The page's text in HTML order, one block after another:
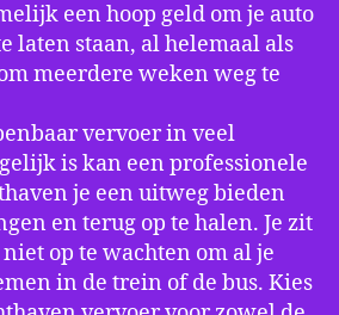
een hoop geld om je auto
laten staan, al helemaal als
meerdere weken weg te
vervoer in veel
is kan een professionele
je een uitweg bieden
en terug op te halen. Je zit
op te wachten om al je
in de trein of de bus. Kies